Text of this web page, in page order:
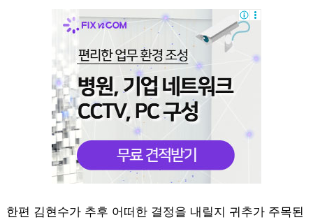
한편 김현수가 추후 어떠한 결정을 내릴지 귀추가 주목된